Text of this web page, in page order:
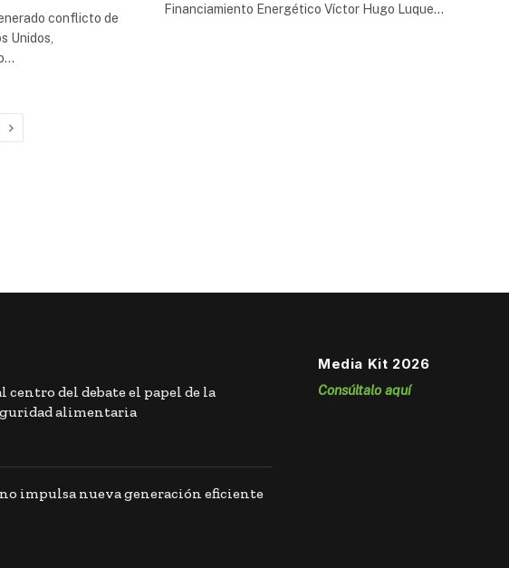
conflicto de
Unidos,
Financiamiento Energético Víctor Hugo Luque…
Next
centro del debate el papel de la
alimentaria
impulsa nueva generación eficiente
Media Kit 2026
Consúltalo aquí